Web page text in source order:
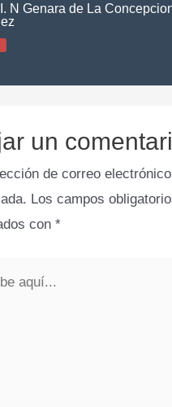
N Genara de La
un
de correo
Los campos
con*